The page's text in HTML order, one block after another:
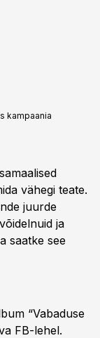
kampaania
vähegi teate.
juurde
ja
saatke see
“Vabaduse
FB-lehel.